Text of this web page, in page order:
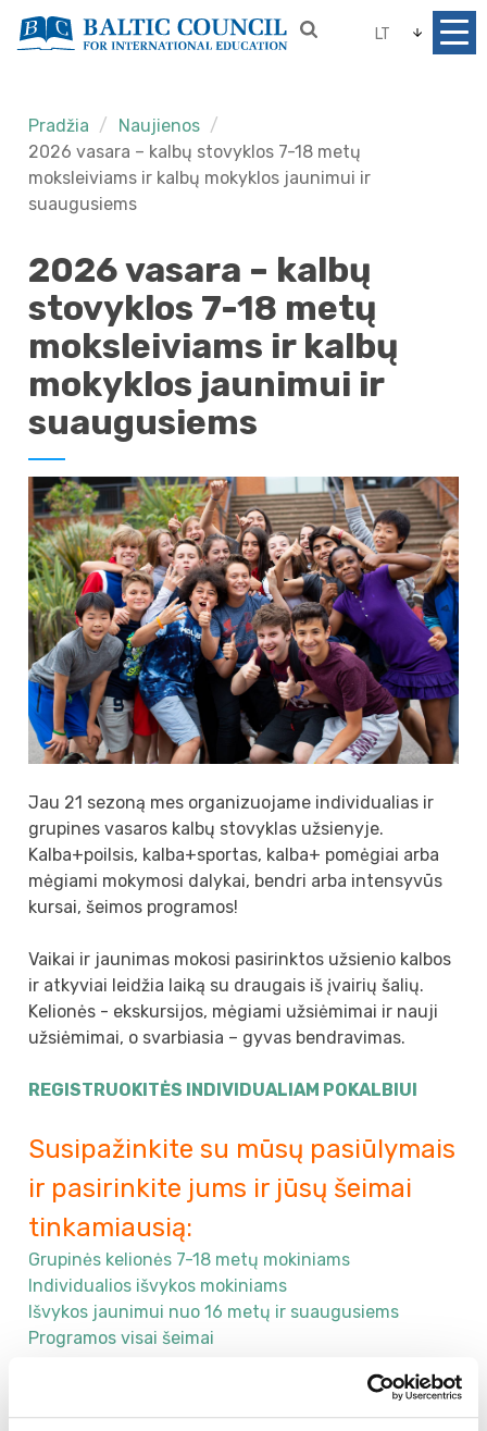
LT
Pradžia
Naujienos
2026 vasara – kalbų stovyklos 7-18 metų
moksleiviams ir kalbų mokyklos jaunimui ir
suaugusiems
2026 vasara – kalbų
stovyklos 7-18 metų
moksleiviams ir kalbų
mokyklos jaunimui ir
suaugusiems
Jau 21 sezoną mes organizuojame individualias ir
grupines vasaros kalbų stovyklas užsienyje.
Kalba+poilsis, kalba+sportas, kalba+ pomėgiai arba
mėgiami mokymosi dalykai, bendri arba intensyvūs
kursai, šeimos programos!
Vaikai ir jaunimas mokosi pasirinktos užsienio kalbos
ir atkyviai leidžia laiką su draugais iš įvairių šalių.
Kelionės - ekskursijos, mėgiami užsiėmimai ir nauji
užsiėmimai, o svarbiasia – gyvas bendravimas.
REGISTRUOKITĖS INDIVIDUALIAM POKALBIUI
Susipažinkite su mūsų pasiūlymais
ir pasirinkite jums ir jūsų šeimai
tinkamiausią:
Grupinės kelionės 7-18 metų mokiniams
Individualios išvykos mokiniams
Išvykos jaunimui nuo 16 metų ir suaugusiems
Programos visai šeimai